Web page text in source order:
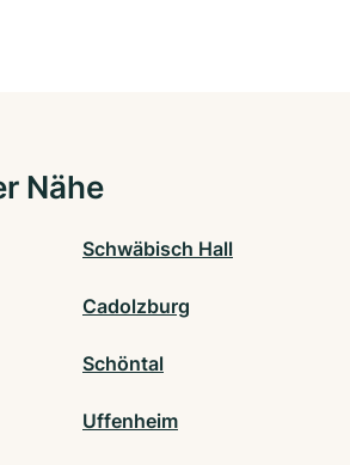
Nähe
Schwäbisch Hall
Cadolzburg
Schöntal
Uffenheim